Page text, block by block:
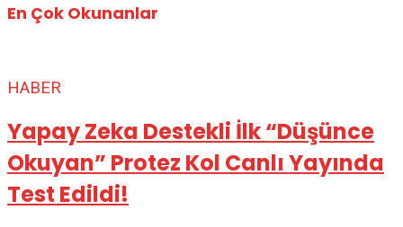
En Çok Okunanlar
HABER
Yapay Zeka Destekli İlk “Düşünce
Okuyan” Protez Kol Canlı Yayında
Test Edildi!